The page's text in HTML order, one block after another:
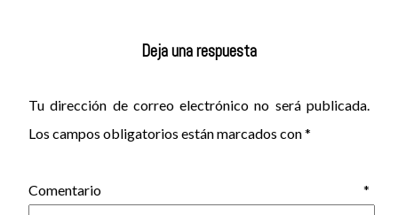
Deja una respuesta
Tu dirección de correo electrónico no será publicada.
Los campos obligatorios están marcados con*
Comentario *